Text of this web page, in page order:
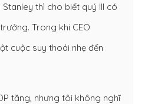
thì cho biết quý III có
Trong khi CEO
cuộc suy thoái nhẹ đến
tăng, nhưng tôi không nghĩ